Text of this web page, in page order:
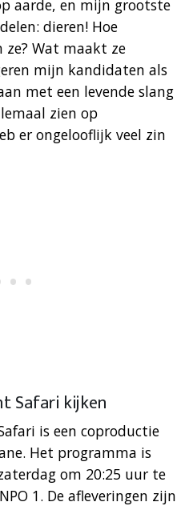
aarde, en mijn grootste
dieren! Hoe
ze? Wat maakt ze
mijn kandidaten als
met een levende slang
zien op
er ongelooflijk veel zin
Safari kijken
is een coproductie
Het programma is
om 20:25 uur te
1. De afleveringen zijn